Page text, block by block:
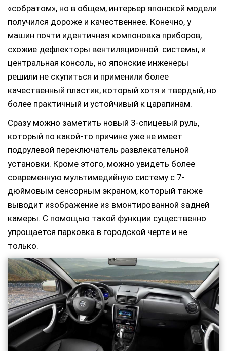
«собратом», но в общем, интерьер японской модели
получился дороже и качественнее. Конечно, у
машин почти идентичная компоновка приборов,
схожие дефлекторы вентиляционной системы, и
центральная консоль, но японские инженеры
решили не скупиться и применили более
качественный пластик, который хотя и твердый, но
более практичный и устойчивый к царапинам.
Сразу можно заметить новый 3-спицевый руль,
который по какой-то причине уже не имеет
подрулевой переключатель развлекательной
установки. Кроме этого, можно увидеть более
современную мультимедийную систему с 7-
дюймовым сенсорным экраном, который также
выводит изображение из вмонтированной задней
камеры. С помощью такой функции существенно
упрощается парковка в городской черте и не
только.